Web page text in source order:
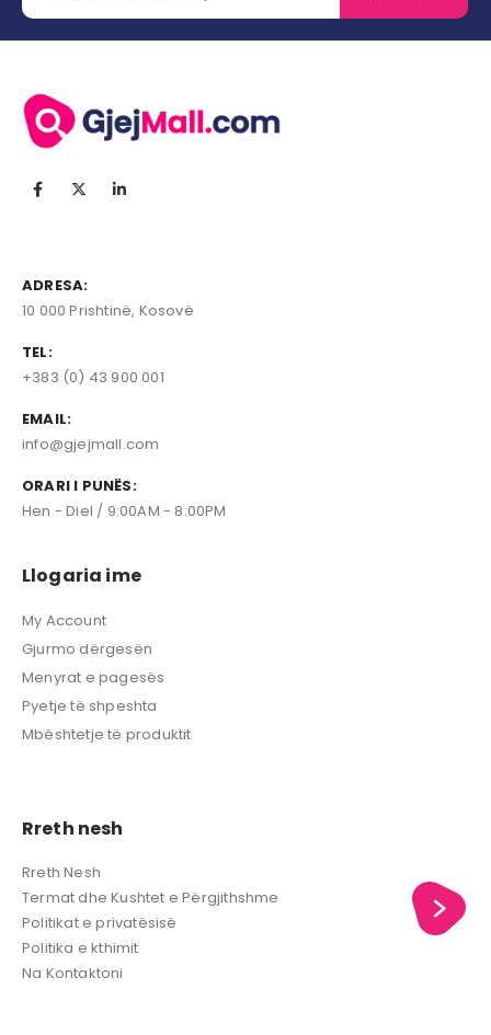
ADRESA:
10 000 Prishtinë, Kosovë
TEL:
+383 (0) 43 900 001
EMAIL:
info@gjejmall.com
ORARI I PUNËS:
Hen - Diel / 9:00AM - 8:00PM
Llogaria ime
My Account
Gjurmo dërgesën
Menyrat e pagesës
Pyetje të shpeshta
Mbështetje të produktit
Rreth nesh
Rreth Nesh
Termat dhe Kushtet e Përgjithshme
Politikat e privatësisë
Politika e kthimit
Na Kontaktoni